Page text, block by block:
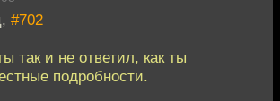
#702
так и не ответил, как ты
подробности.